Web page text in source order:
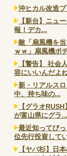
沖ヒカル改造
【新台】ニュ
報！デカ...
敵「扇風機を
ｗｗ」扇風機ポ
【警告】 社会
容にいいんだよ
新・リアルス
中、持ち味の...
【グラオ
が富山県にグラ...
最近知ってび
位先行投資して
【ヤバ杉】日